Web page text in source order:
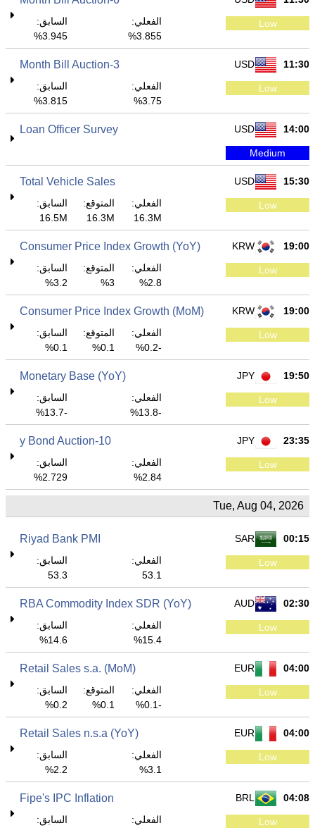
Low
الفعلي:
3.855%
السابق:
3.945%
11:30
USD
3-Month Bill Auction
Low
الفعلي:
3.75%
السابق:
3.815%
14:00
USD
Loan Officer Survey
Medium
15:30
USD
Total Vehicle Sales
Low
الفعلي:
16.3M
المتوقع:
16.3M
السابق:
16.5M
19:00
KRW
Consumer Price Index Growth (YoY)
Low
الفعلي:
2.8%
المتوقع:
3%
السابق:
3.2%
19:00
KRW
Consumer Price Index Growth (MoM)
Low
الفعلي:
-0.2%
المتوقع:
0.1%
السابق:
0.1%
19:50
JPY
Monetary Base (YoY)
Low
الفعلي:
-13.8%
السابق:
-13.7%
23:35
JPY
10-y Bond Auction
Low
الفعلي:
2.84%
السابق:
2.729%
Tue, Aug 04, 2026
00:15
SAR
Riyad Bank PMI
Low
الفعلي:
53.1
السابق:
53.3
02:30
AUD
RBA Commodity Index SDR (YoY)
Low
الفعلي:
15.4%
السابق:
14.6%
04:00
EUR
Retail Sales s.a. (MoM)
Low
الفعلي:
-0.1%
المتوقع:
0.1%
السابق:
0.2%
04:00
EUR
Retail Sales n.s.a (YoY)
Low
الفعلي:
3.1%
السابق:
2.2%
04:08
BRL
Fipe's IPC Inflation
Low
الفعلي:
السابق: